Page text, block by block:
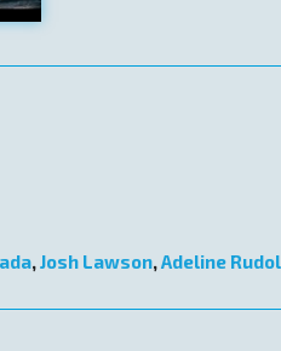
,Josh Lawson,Adeline